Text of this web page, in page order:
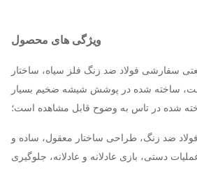
ویژگی های محصول
سفارشی فولاد ضد زنگ فلز سیاه، ساختار
ساخته شده در پوشش شیشه ضخیم بسیار
شده در تاس به وضوح قابل مشاهده است؛
ضد زنگ، طراحی ساختار معقول، ساده و
دستی، بازی عادلانه و عادلانه، جلوگیری